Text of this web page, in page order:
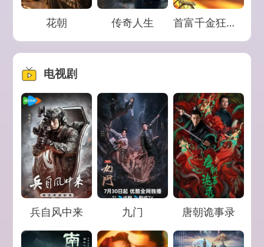
Loading...花朝 Loading...
传奇人生 Loading... 首富千金狂追二龙湖浩哥之他不干
电视剧
Loading...
兵自风中来 Loading...九门 Loading...
唐朝诡事录